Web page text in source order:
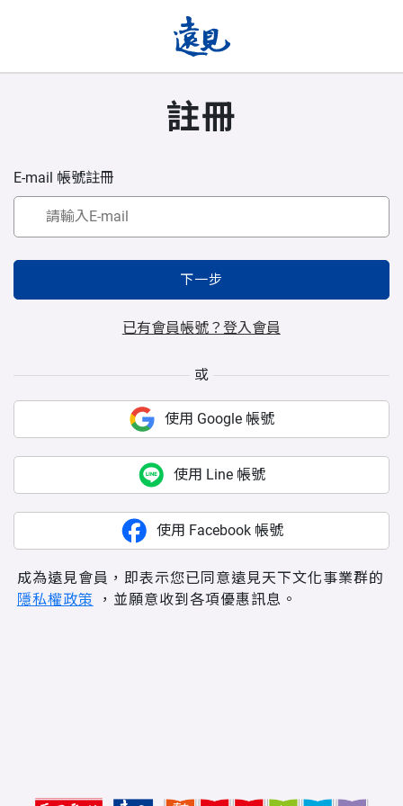
註冊
E-mail 帳號註冊
下一步
已有會員帳號？登入會員
或
使用 Google 帳號
使用 Line 帳號
使用 Facebook 帳號
成為遠見會員，即表示您已同意遠見天下文化事業群的
隱私權政策 ，並願意收到各項優惠訊息。